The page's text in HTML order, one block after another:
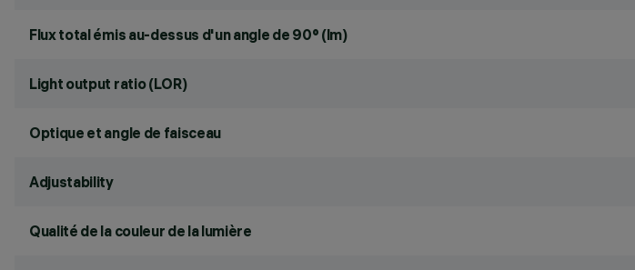
Flux total émis au-dessus d'un angle de 90° (lm)
Light output ratio (LOR)
Optique et angle de faisceau
Adjustability
Qualité de la couleur de la lumière